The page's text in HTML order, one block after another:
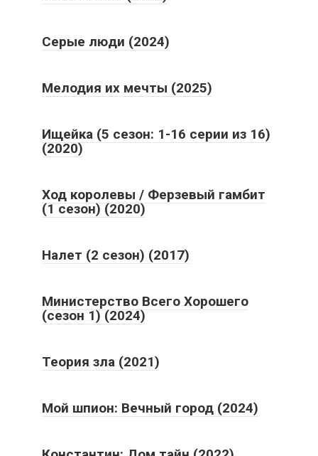
Серые люди (2024)
Мелодия их мечты (2025)
Ищейка (5 сезон: 1-16 серии из 16)
(2020)
Ход королевы / Ферзевый гамбит
(1 сезон) (2020)
Налет (2 сезон) (2017)
Министерство Всего Хорошего
(сезон 1) (2024)
Теория зла (2021)
Мой шпион: Вечный город (2024)